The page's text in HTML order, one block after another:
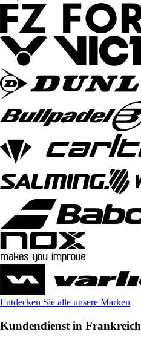
Entdecken Sie alle unsere Marken
Kundendienst in Frankreich